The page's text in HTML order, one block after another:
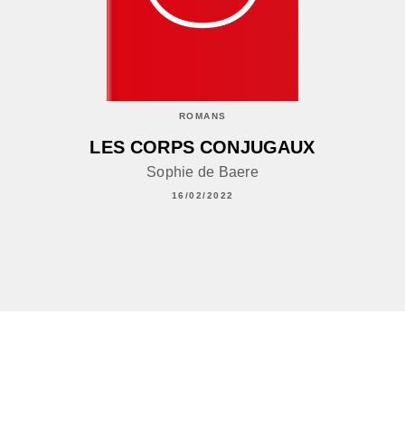
ROMANS
LES CORPS CONJUGAUX
Sophie de Baere
16/02/2022